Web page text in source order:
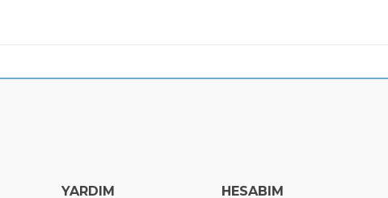
YARDIM HESABIM